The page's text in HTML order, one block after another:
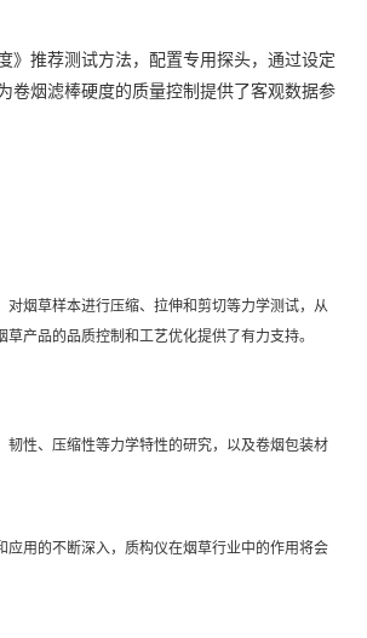
》推荐测试方法，配置专用探头，通过设定
卷烟滤棒硬度的质量控制提供了客观数据参
烟草样本进行压缩、拉伸和剪切等力学测试，从
产品的品质控制和工艺优化提供了有力支持。
性、压缩性等力学特性的研究，以及卷烟包装材
用的不断深入，质构仪在烟草行业中的作用将会